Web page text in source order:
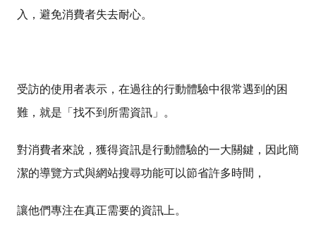
入，避免消費者失去耐心。
受訪的使用者表示，在過往的行動體驗中很常遇到的困
難，就是「找不到所需資訊」。
對消費者來說，獲得資訊是行動體驗的一大關鍵，因此簡
潔的導覽方式與網站搜尋功能可以節省許多時間，
讓他們專注在真正需要的資訊上。